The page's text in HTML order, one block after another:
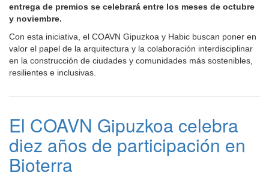
entrega de premios se celebrará entre los meses de octubre
y noviembre.
Con esta iniciativa, el COAVN Gipuzkoa y Habic buscan poner en
valor el papel de la arquitectura y la colaboración interdisciplinar
en la construcción de ciudades y comunidades más sostenibles,
resilientes e inclusivas.
El COAVN Gipuzkoa celebra
diez años de participación en
Bioterra